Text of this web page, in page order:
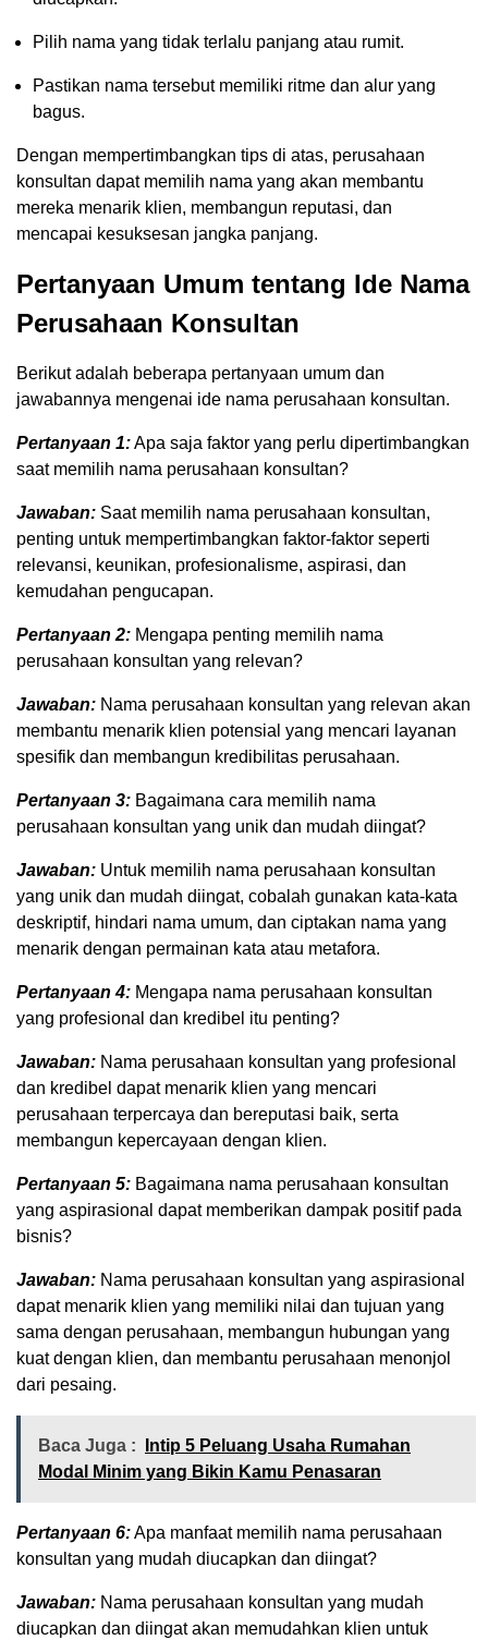
Pilih nama yang tidak terlalu panjang atau rumit.
Pastikan nama tersebut memiliki ritme dan alur yang
bagus.
Dengan mempertimbangkan tips di atas, perusahaan
konsultan dapat memilih nama yang akan membantu
mereka menarik klien, membangun reputasi, dan
mencapai kesuksesan jangka panjang.
Pertanyaan Umum tentang Ide Nama
Perusahaan Konsultan
Berikut adalah beberapa pertanyaan umum dan
jawabannya mengenai ide nama perusahaan konsultan.
Pertanyaan 1:Apa saja faktor yang perlu dipertimbangkan
saat memilih nama perusahaan konsultan?
Jawaban: Saat memilih nama perusahaan konsultan,
penting untuk mempertimbangkan faktor-faktor seperti
relevansi, keunikan, profesionalisme, aspirasi, dan
kemudahan pengucapan.
Pertanyaan 2: Mengapa penting memilih nama
perusahaan konsultan yang relevan?
Jawaban: Nama perusahaan konsultan yang relevan akan
membantu menarik klien potensial yang mencari layanan
spesifik dan membangun kredibilitas perusahaan.
Pertanyaan 3: Bagaimana cara memilih nama
perusahaan konsultan yang unik dan mudah diingat?
Jawaban: Untuk memilih nama perusahaan konsultan
yang unik dan mudah diingat, cobalah gunakan kata-kata
deskriptif, hindari nama umum, dan ciptakan nama yang
menarik dengan permainan kata atau metafora.
Pertanyaan 4: Mengapa nama perusahaan konsultan
yang profesional dan kredibel itu penting?
Jawaban: Nama perusahaan konsultan yang profesional
dan kredibel dapat menarik klien yang mencari
perusahaan terpercaya dan bereputasi baik, serta
membangun kepercayaan dengan klien.
Pertanyaan 5: Bagaimana nama perusahaan konsultan
yang aspirasional dapat memberikan dampak positif pada
bisnis?
Jawaban: Nama perusahaan konsultan yang aspirasional
dapat menarik klien yang memiliki nilai dan tujuan yang
sama dengan perusahaan, membangun hubungan yang
kuat dengan klien, dan membantu perusahaan menonjol
dari pesaing.
Baca Juga :
Intip 5 Peluang Usaha Rumahan
Modal Minim yang Bikin Kamu Penasaran
Pertanyaan 6:Apa manfaat memilih nama perusahaan
konsultan yang mudah diucapkan dan diingat?
Jawaban: Nama perusahaan konsultan yang mudah
diucapkan dan diingat akan memudahkan klien untuk